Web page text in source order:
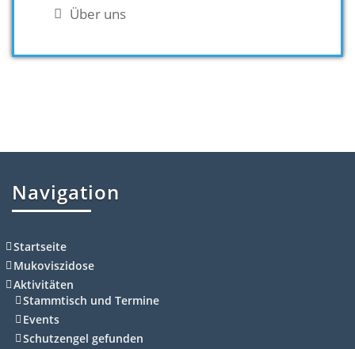
Über uns
Navigation
Startseite
Mukoviszidose
Aktivitäten
Stammtisch und Termine
Events
Schutzengel gefunden